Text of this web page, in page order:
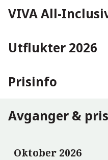
VIVA All-
Utflukter 2026
Prisinfo
Avganger &
Oktober 2026